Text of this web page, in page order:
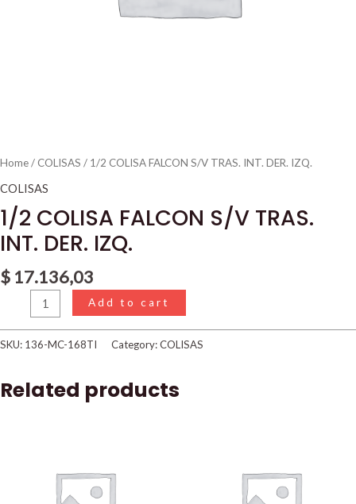
Home/ COLISAS / 1/2 COLISA FALCON S/V TRAS. INT. DER. IZQ.
COLISAS
1/2 COLISA FALCON S/V TRAS.
INT. DER. IZQ.
$ 17.136,03
Add to cart
SKU: 136-MC-168TI Category:COLISAS
Related products